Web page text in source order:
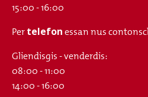
15:00 - 16:00
Pertelefonessan nus
Gliendisgis - venderdis:
08:00 - 11:00
14:00 - 16:00